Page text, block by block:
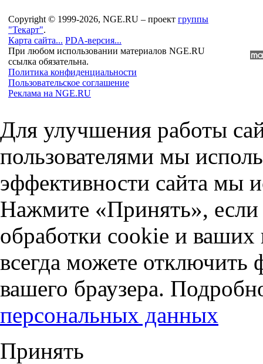
Copyright © 1999-2026, NGE.RU – проект группы
"Текарт".
Карта сайта... PDA-версия...
При любом использовании материалов NGE.RU
ссылка обязательна.
Политика конфиденциальности
Пользовательское соглашение
Реклама на NGE.RU
Для улучшения работы
пользователями мы
эффективности сайта мы
Нажмите «Принять», если
обработки cookie и
всегда можете отключить
вашего браузера.
персональных данных
Принять